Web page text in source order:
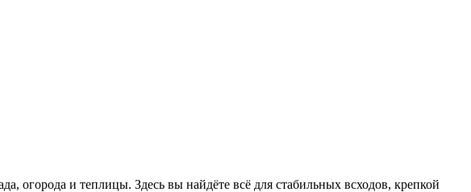
огорода и теплицы. Здесь вы найдёте всё для стабильных всходов, крепкой